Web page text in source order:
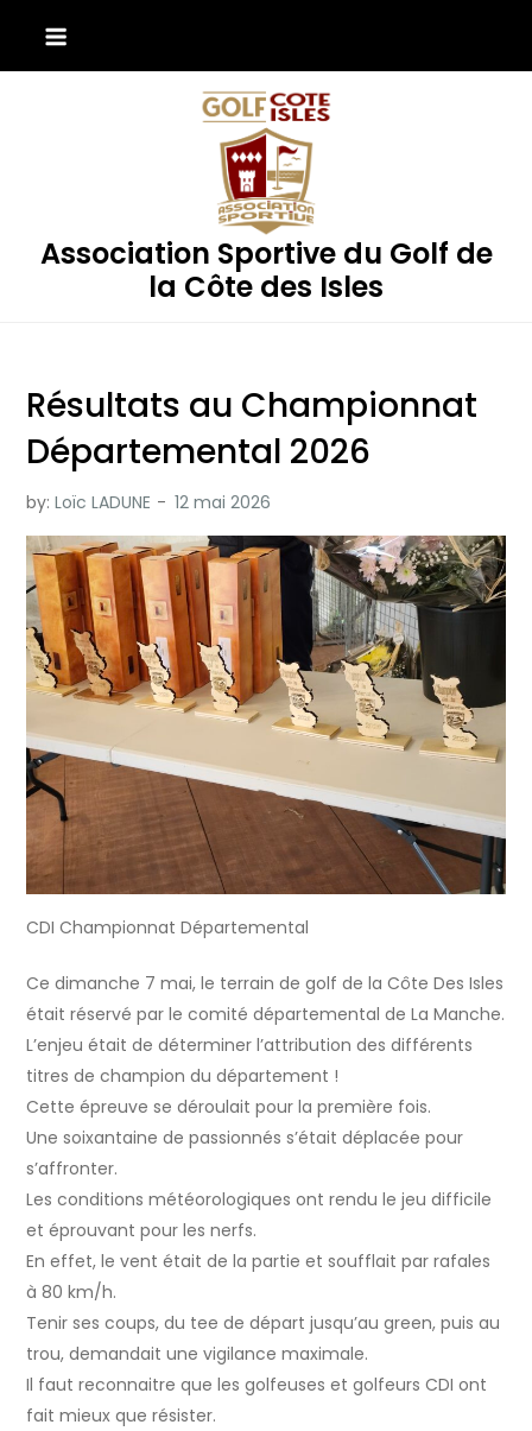
content
Association Sportive du Golf de
la Côte des Isles
Résultats au Championnat
Départemental 2026
by:Loïc LADUNE
CDI Championnat Départemental
Ce dimanche 7 mai, le terrain de golf de la Côte Des Isles
était réservé par le comité départemental de La Manche.
L’enjeu était de déterminer l’attribution des différents
titres de champion du département !
Cette épreuve se déroulait pour la première fois.
Une soixantaine de passionnés s’était déplacée pour
s’affronter.
Les conditions météorologiques ont rendu le jeu difficile
et éprouvant pour les nerfs.
En effet, le vent était de la partie et soufflait par rafales
à 80 km/h.
Tenir ses coups, du tee de départ jusqu’au green, puis au
trou, demandait une vigilance maximale.
Il faut reconnaitre que les golfeuses et golfeurs CDI ont
fait mieux que résister.